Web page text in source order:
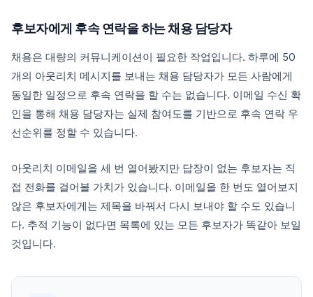
후보자에게 후속 연락을 하는 채용 담당자
채용은 대량의 커뮤니케이션이 필요한 작업입니다. 하루에 50
개의 아웃리치 메시지를 보내는 채용 담당자가 모든 사람에게
동일한 일정으로 후속 연락을 할 수는 없습니다. 이메일 수신 확
인을 통해 채용 담당자는 실제 참여도를 기반으로 후속 연락 우
선순위를 정할 수 있습니다.
아웃리치 이메일을 세 번 열어봤지만 답장이 없는 후보자는 직
접 전화를 걸어볼 가치가 있습니다. 이메일을 한 번도 열어보지
않은 후보자에게는 제목을 바꿔서 다시 보내야 할 수도 있습니
다. 추적 기능이 없다면 목록에 있는 모든 후보자가 똑같아 보일
것입니다.